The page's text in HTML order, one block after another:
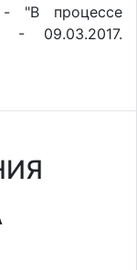
- "В процессе
- 09.03.2017.